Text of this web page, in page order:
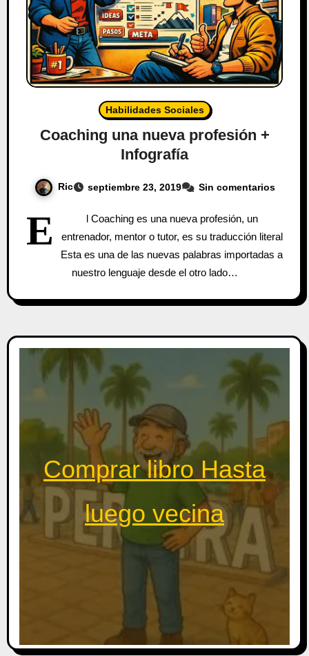
Habilidades Sociales
Coaching una nueva profesión +
Infografía
Ric septiembre 23, 2019 Sin comentarios
E
l Coaching es una nueva profesión, un
entrenador, mentor o tutor, es su traducción literal
Esta es una de las nuevas palabras importadas a
nuestro lenguaje desde el otro lado…
Comprar libro Hasta
luego vecina